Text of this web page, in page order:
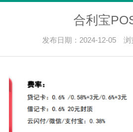
合利宝
发布日期：2024-12-05 浏